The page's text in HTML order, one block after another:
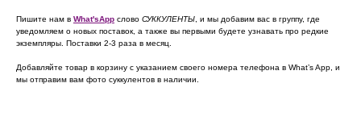
Пишите нам в What'sApp слово СУККУЛЕНТЫ , и мы добавим вас в группу, где
уведомляем о новых поставок, а также вы первыми будете узнавать про редкие
экземпляры. Поставки 2-3 раза в месяц.
Добавляйте товар в корзину с указанием своего номера телефона в What’s App, и
мы отправим вам фото суккулентов в наличии.